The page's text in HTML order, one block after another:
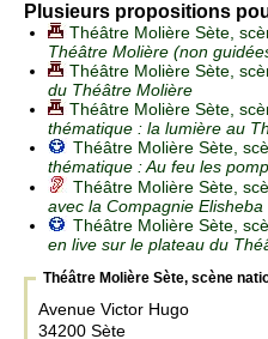
Plusieurs propositions
Théâtre Molière Sète,
Théâtre Molière (non
Théâtre Molière Sète,
du Théâtre Molière
Théâtre Molière Sète,
thématique : la lumière au
Théâtre Molière Sète,
thématique : Au feu les
Théâtre Molière Sète,
avec la Compagnie Elisheba
Théâtre Molière Sète,
en live sur le plateau du
Théâtre Molière Sète, scène
Avenue Victor Hugo
34200 Sète